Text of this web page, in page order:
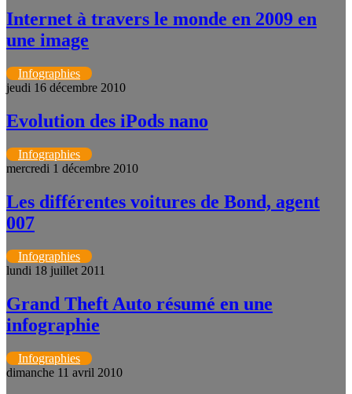
Internet à travers le monde en 2009 en
une image
Infographies
jeudi 16 décembre 2010
Evolution des iPods nano
Infographies
mercredi 1 décembre 2010
Les différentes voitures de Bond, agent
007
Infographies
lundi 18 juillet 2011
Grand Theft Auto résumé en une
infographie
Infographies
dimanche 11 avril 2010